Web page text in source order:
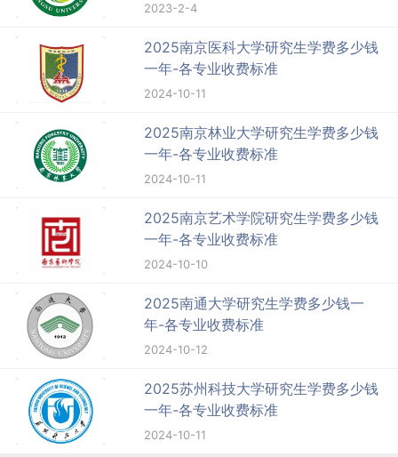
2023-2-4
2025南京医科大学研究生学费多少钱
一年-各专业收费标准
2024-10-11
2025南京林业大学研究生学费多少钱
一年-各专业收费标准
2024-10-11
2025南京艺术学院研究生学费多少钱
一年-各专业收费标准
2024-10-10
2025南通大学研究生学费多少钱一
年-各专业收费标准
2024-10-12
2025苏州科技大学研究生学费多少钱
一年-各专业收费标准
2024-10-11